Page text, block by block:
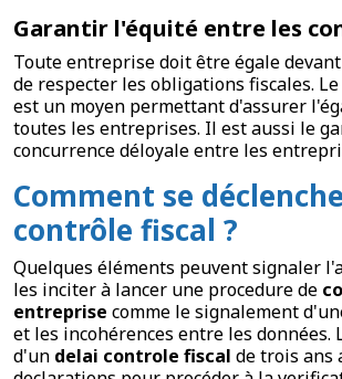
Garantir l'équité entre les
Toute entreprise doit être égale
de respecter les obligations fiscales.
est un moyen permettant d'assurer
toutes les entreprises. Il est aussi le
concurrence déloyale entre les
Comment se
contrôle fiscal ?
Quelques éléments peuvent signaler
les inciter à lancer une procedure de
entreprise comme le signalement
et les incohérences entre les données.
d'un delai controle fiscal de trois ans